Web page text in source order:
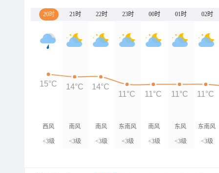
20时 21时 22时 23时 00时 01时 02时
西风
<3级
南风
<3级
南风
<3级
东南风
<3级
南风
<3级
东风
<3级
东南风
<3级
15°C 14°C
14°C
11°C
11°C 11°C 11°C